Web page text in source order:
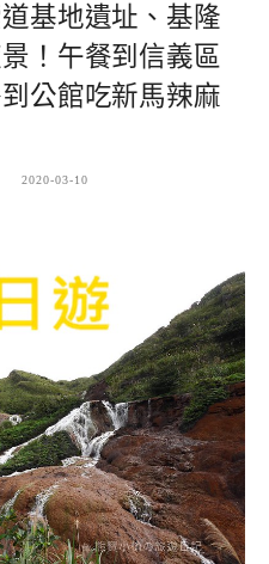
基地遺址、基隆
！午餐到信義區
公館吃新馬辣麻
2020-03-10